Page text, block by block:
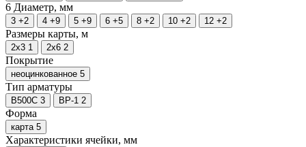
6 Диаметр, мм
3 +2 4 +9 5 +9 6 +5 8 +2 10 +2 12 +2
Размеры карты, м
2х3 1 2х6 2
Покрытие
неоцинкованное 5
Тип арматуры
В500С 3 ВР-1 2
Форма
карта 5
Характеристики ячейки, мм